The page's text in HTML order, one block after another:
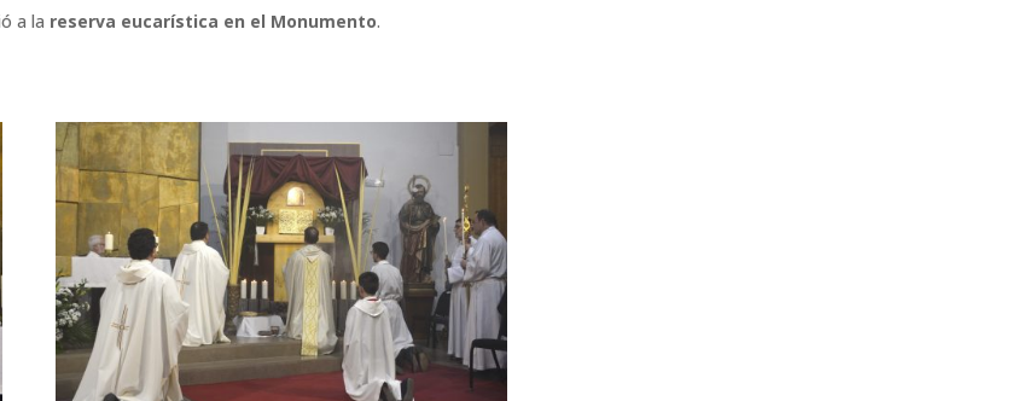
a la reserva eucarística en el Monumento.